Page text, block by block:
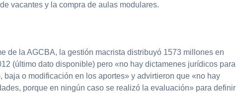
vacantes y la compra de aulas modulares.
de la AGCBA, la gestión macrista distribuyó 1573 millones en
(último dato disponible) pero «no hay dictamenes jurídicos para
baja o modificación en los aportes» y advirtieron que «no hay
porque en ningún caso se realizó la evaluación» para definir